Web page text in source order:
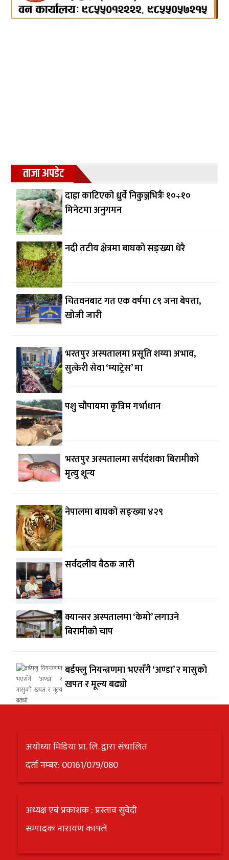
ताजा अपडेट
दाह्रा काटिएको ध्रुर्वे निकुञ्जभित्रैः १०÷१०
मिनेटमा अनुगमन
नदी तटीय क्षेत्रमा बाघको सङ्ख्या धेरै
चितवनबाट गत एक वर्षमा ८९ जना बेपत्ता,
खोजी जारी
भरतपुर अस्पतालमा प्रसूति शय्या अभाव,
सुत्केरी सेवा ‘म्याट्रेस’ मा
पशु चौपायमा कृत्रिम गर्भाधान
भरतपुर अस्पतालमा सर्पदंशका बिरामीको
मृत्यु शून्य
नेपालमा बाघको सङ्ख्या ४२९
सर्वदलीय बैठक जारी
क्यान्सर अस्पतालमा ‘केमो’ लगाउने
बिरामीको चाप
बर्डफ्लु नियन्त्रणमा भएसँगै ‘अण्डा’ र मासुको
खपत र मूल्य बढ्यो
अयोध्या मिडिया प्रा. लि. द्वारा संचालित
दर्ता नम्बर: 00161/079/080
अध्यक्ष एबं प्रकाशक : प्रस्ताव सुवेदी
सम्पादकः नारायण काफ्ले